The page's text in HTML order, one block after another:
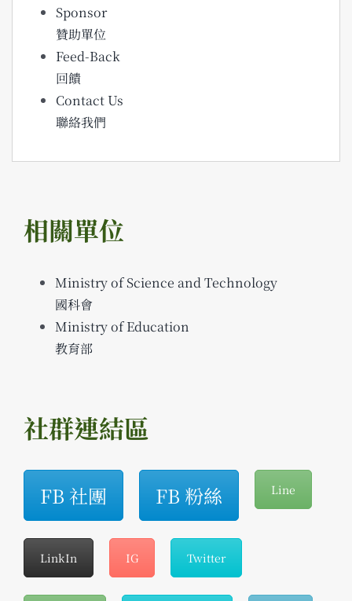
Sponsor
贊助單位
Feed-Back
回饋
Contact Us
聯絡我們
相關單位
Ministry of Science and Technology
國科會
Ministry of Education
教育部
社群連結區
FB 社團 FB 粉絲 Line
LinkIn IG Twitter